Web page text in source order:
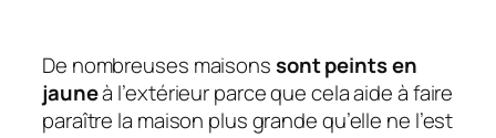
De nombreuses maisonssont peints en
jauneà l’extérieur parce que cela aide à faire
paraître la maison plus grande qu’elle ne l’est